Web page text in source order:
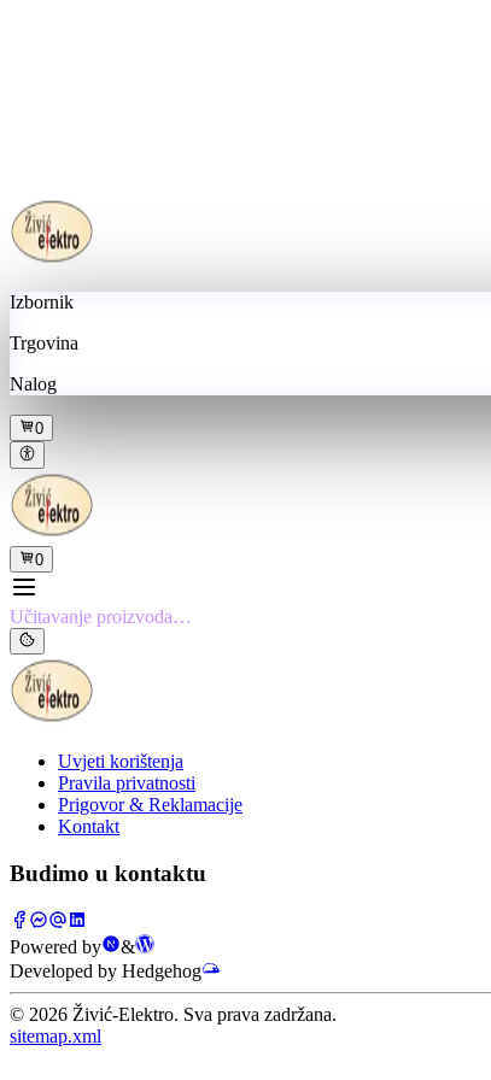
Izbornik
Trgovina
Nalog
0
0
Učitavanje proizvoda…
Uvjeti korištenja
Pravila privatnosti
Prigovor & Reklamacije
Kontakt
Budimo u kontaktu
Powered by
&
Developed by Hedgehog
© 2026 Živić-Elektro. Sva prava zadržana.
sitemap.xml